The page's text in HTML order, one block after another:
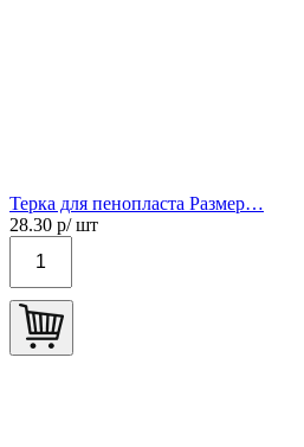
Терка для пенопласта Размер…
28.30 р/ шт